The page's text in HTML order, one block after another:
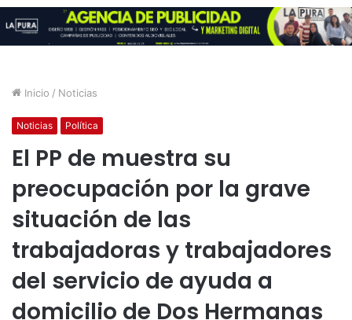
Inicio / Noticias
Noticias Política
El PP de muestra su
preocupación por la grave
situación de las
trabajadoras y trabajadores
del servicio de ayuda a
domicilio de Dos Hermanas